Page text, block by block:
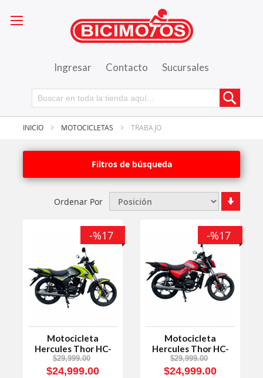
Ingresar Contacto Sucursales
INICIO MOTOCICLETAS TRABAJO
Filtros de búsqueda
Ordenar Por
Órden
Motocicleta
Hercules Thor HC-
180 Verde Neón
$29,999.00
$24,999.00
-%17
Motocicleta
Hercules Thor HC-
180 Rojo
$29,999.00
$24,999.00
-%17